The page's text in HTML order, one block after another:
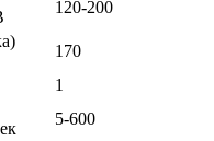
120-200
170
1
5-600